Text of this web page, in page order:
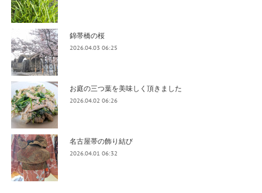
錦帯橋の桜
2026.04.03 06:25
お庭の三つ葉を美味しく頂きました
2026.04.02 06:26
名古屋帯の飾り結び
2026.04.01 06:32